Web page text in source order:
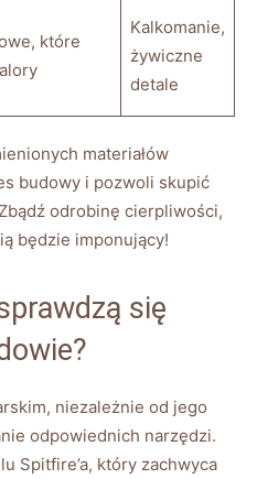
które
Kalkomanie,
żywiczne
detale
materiałów
budowy i pozwoli skupić
odrobinę cierpliwości,
będzie imponujący!
się
niezależnie od jego
odpowiednich narzędzi.
Spitfire’a, który zachwyca